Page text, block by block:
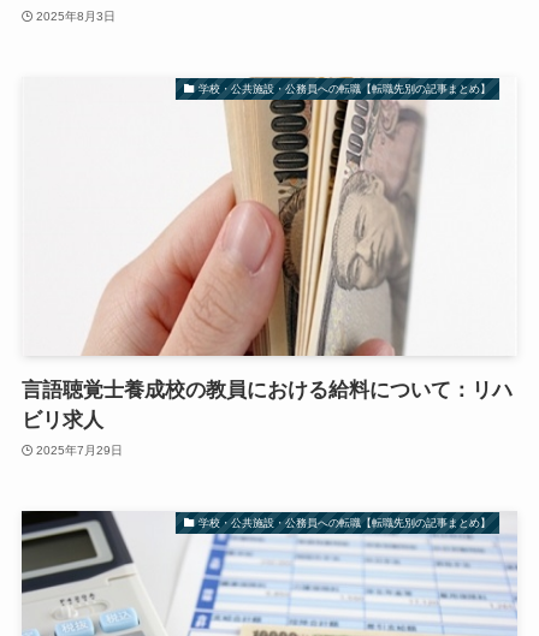
2025年8月3日
学校・公共施設・公務員への転職【転職先別の記事まとめ】
言語聴覚士養成校の教員における給料について：リハ
ビリ求人
2025年7月29日
学校・公共施設・公務員への転職【転職先別の記事まとめ】